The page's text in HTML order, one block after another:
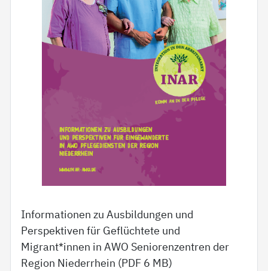
Informationen zu Ausbildungen und
Perspektiven für Geflüchtete und
Migrant*innen in AWO Seniorenzentren der
Region Niederrhein (PDF 6 MB)